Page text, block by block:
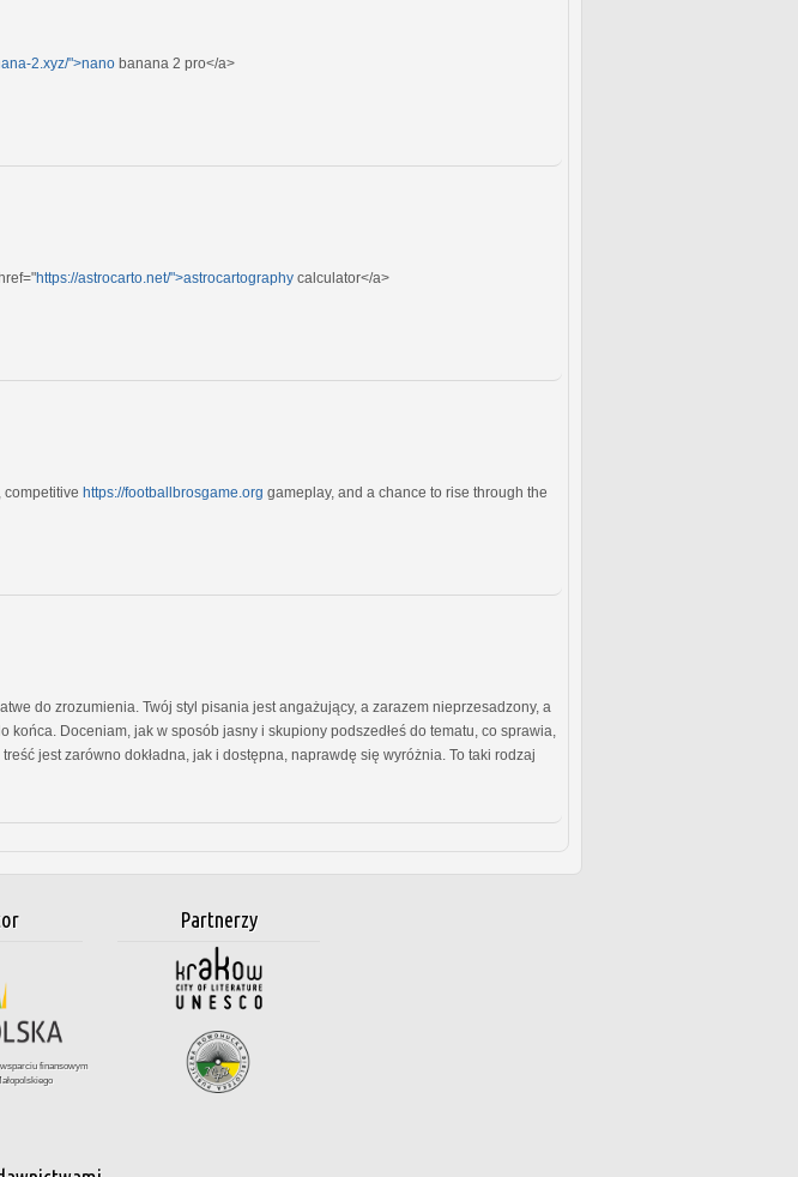
2.xyz/">nano banana 2 pro</a>
https://astrocarto.net/">astrocartography calculator</a>
competitive https://footballbrosgame.org gameplay, and a chance to rise through the
do zrozumienia. Twój styl pisania jest angażujący, a zarazem nieprzesadzony, a
końca. Doceniam, jak w sposób jasny i skupiony podszedłeś do tematu, co sprawia,
jest zarówno dokładna, jak i dostępna, naprawdę się wyróżnia. To taki rodzaj
finansowym
Partnerzy